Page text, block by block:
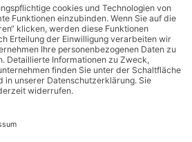
Raumtemperatur. Unser Lagertipp:
Backofen (Backofen sollte natürlich
kalt sein)